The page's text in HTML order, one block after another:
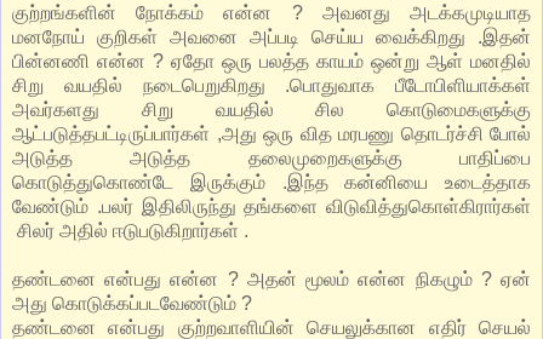
குற்றங்களின் நோக்கம் என்ன ? அவனது அடக்கமுடியாத
மனநோய் குறிகள் அவனை அப்படி செய்ய வைக்கிறது .இதன்
பின்னணி என்ன ? ஏதோ ஒரு பலத்த காயம் ஒன்று ஆள் மனதில்
சிறு வயதில் நடைபெறுகிறது .பொதுவாக பீடோபிளியாக்கள்
அவர்களது சிறு வயதில் சில கொடுமைகளுக்கு
ஆட்படுத்தபட்டிருப்பார்கள் ,அது ஒரு வித மரபணு தொடர்ச்சி போல்
அடுத்த அடுத்த தலைமுறைகளுக்கு பாதிப்பை
கொடுத்துகொண்டே இருக்கும் .இந்த கன்னியை உடைத்தாக
வேண்டும் .பலர் இதிலிருந்து தங்களை விடுவித்துகொள்கிரார்கள்
சிலர் அதில் ஈடுபடுகிறார்கள் .
தண்டனை என்பது என்ன ? அதன் மூலம் என்ன நிகழும் ? ஏன்
அது கொடுக்கப்படவேண்டும் ?
தண்டனை என்பது குற்றவாளியின் செயலுக்கான எதிர் செயல்